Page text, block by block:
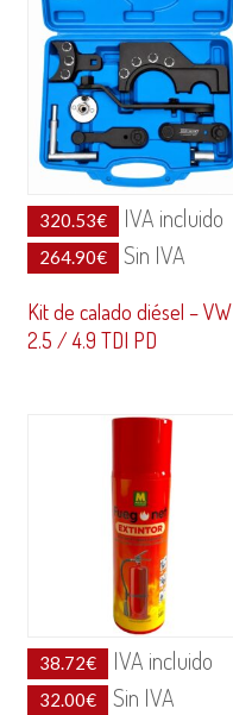
320.53€ IVA incluido
264.90€ Sin IVA
Kit de calado diésel – VW
2.5 / 4.9 TDI PD
38.72€ IVA incluido
32.00€ Sin IVA